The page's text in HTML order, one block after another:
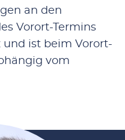
an den
Vorort-Termins
und ist beim Vorort-
vom